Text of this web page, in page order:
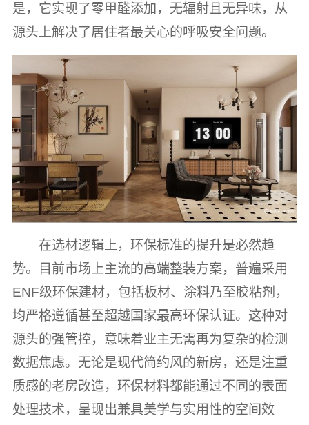
是，它实现了零甲醛添加，无辐射且无异味，从
源头上解决了居住者最关心的呼吸安全问题。
在选材逻辑上，环保标准的提升是必然趋
势。目前市场上主流的高端整装方案，普遍采用
ENF级环保建材，包括板材、涂料乃至胶粘剂，
均严格遵循甚至超越国家最高环保认证。这种对
源头的强管控，意味着业主无需再为复杂的检测
数据焦虑。无论是现代简约风的新房，还是注重
质感的老房改造，环保材料都能通过不同的表面
处理技术，呈现出兼具美学与实用性的空间效